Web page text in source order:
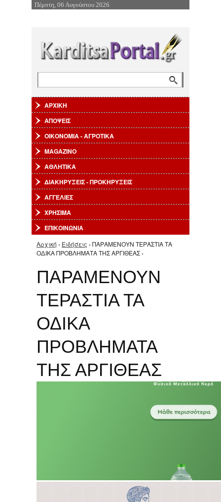
Επιστροφή στην Πλοήγηση
Πέμπτη, 06 Αυγούστου 2026
ΑΡΧΙΚΗ
ΑΠΟΨΕΙΣ
ΟΙΚΟΝΟΜΙΑ - ΑΓΡΟΤΙΚΑ
MAGAZINO
ΑΘΛΗΤΙΚΑ
ΔΙΑΚΗΡΥΞΕΙΣ - ΠΡΟΚΗΡΥΞΕΙΣ
ΑΓΓΕΛΙΕΣ
ΧΡΗΣΙΜΑ
ΕΠΙΚΟΙΝΩΝΙΑ
Είστε εδώ
Αρχική › Ειδήσεις › ΠΑΡΑΜΕΝΟΥΝ ΤΕΡΑΣΤΙΑ ΤΑ
ΟΔΙΚΑ ΠΡΟΒΛΗΜΑΤΑ ΤΗΣ ΑΡΓΙΘΕΑΣ ›
ΠΑΡΑΜΕΝΟΥΝ
ΤΕΡΑΣΤΙΑ ΤΑ
ΟΔΙΚΑ
ΠΡΟΒΛΗΜΑΤΑ
ΤΗΣ ΑΡΓΙΘΕΑΣ